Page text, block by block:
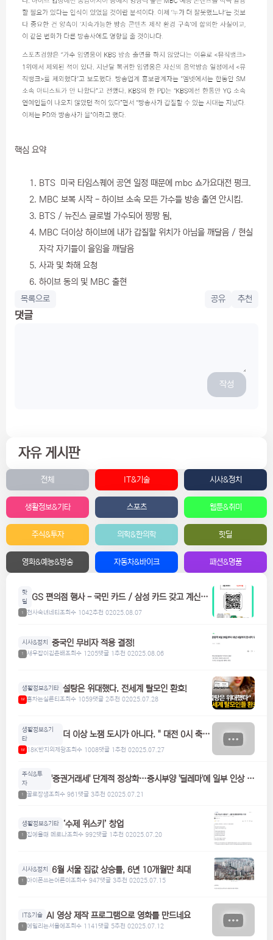
핵심 요약
BTS 미국 타임스퀘어 공연 일정 때문에 mbc 쇼가요대전 펑크.
MBC 보복 시작 - 하이브 소속 모든 가수들 방송 출연 안시킴.
BTS / 뉴진스 글로벌 가수되어 짱짱 됨,
MBC 더이상 하이브에 내가 갑질할 위치가 아님을 깨달음 / 현실
자각 자기들이 을임을 깨달음
사과 및 화해 요청
하이브 동의 및 MBC 출현
목록으로
공유 추천
댓글
작성
자유 게시판
전체 IT&기술 시사&정치
생활정보&기타 스포츠 웹툰&취미
주식&투자 의학&한의학 핫딜
영화&예능&방송 자동차&바이크 패션&명품
핫
딜
GS 편의점 행사 - 국민 카드 / 삼성 카드 갖고 계신분
1 천사숙녀네티조회수 1042추천 02025.08.07
시사&정치 중국인 무비자 적용 결정!
1 새우잡이김춘배조회수 1205댓글 1 추천 02025.08.06
생활정보&기타 설탕은 위대했다. 전세계 탈모인 환호!
M 홍차는실론티조회수 1059댓글 2추천 02025.07.28
생활정보&기
타
더 이상 노잼 도시가 아니다. " 대전 0시 축
M 18K반지의제왕조회수 1008댓글 1추천 02025.07.27
주식&투
자
'증권거래세' 단계적 정상화…증시부양 '딜레마'에 일부 인상 검
토
1 꿀로장생조회수 961 댓글 3추천 02025.07.21
생활정보&기타 ‘수제 위스키’ 창업
1 집에올때 메로나조회수 992댓글 1 추천 02025.07.20
시사&정치 6월 서울 집값 상승률, 6년 10개월만 최대
1 아이폰쓰는어른이 조회수 947댓글 3추천 02025.07.15
IT&기술 AI 영상 제작 프로그램으로 영화를 만드네요
1 에밀리는서울에 조회수 1141 댓글 5추천 02025.07.12